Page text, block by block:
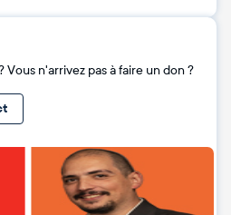
Vous n'arrivez pas à faire un don ?